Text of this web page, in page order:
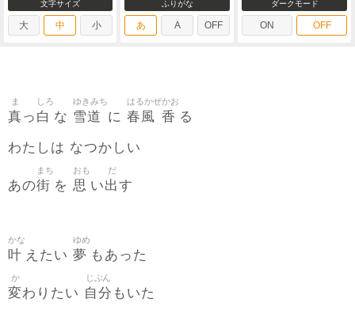
文字サイズ
大 中 小
ふりがな
あ A OFF
ダークモード
ON OFF
真
ま
っ 白
しろ
な 雪道
ゆきみち
に 春風
はるかぜ
香
かお
る
わたしは なつかしい
あの街
まち
を 思
おも
い出
だ
す
叶
かな
えたい 夢
ゆめ
もあった
変
か
わりたい 自分
じぶん
もいた